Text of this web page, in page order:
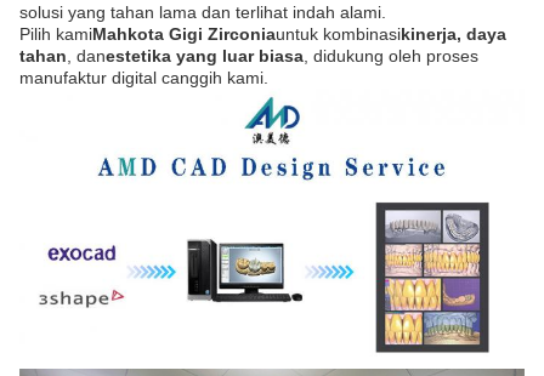
solusi yang tahan lama dan terlihat indah alami.
Pilih kamiMahkota Gigi Zirconiauntuk kombinasikinerja, daya
tahan , danestetika yang luar biasa , didukung oleh proses
manufaktur digital canggih kami.